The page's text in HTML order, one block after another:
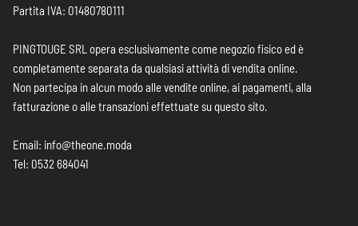
Partita IVA: 01480780111
PINGTOUGE SRL opera esclusivamente come negozio fisico ed è
completamente separata da qualsiasi attività di vendita online.
Non partecipa in alcun modo alle vendite online, ai pagamenti, alla
fatturazione o alle transazioni effettuate su questo sito.
Email: info@theone.moda
Tel: 0532 684041